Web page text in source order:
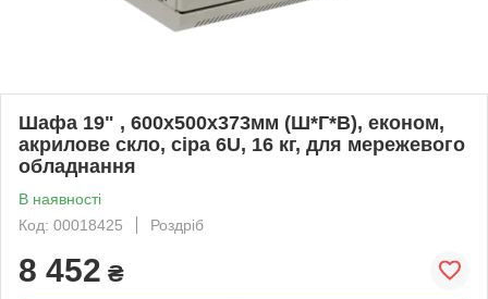
Шафа 19" , 600x500x373мм (Ш*Г*В), економ,
акрилове скло, сіра 6U, 16 кг, для мережевого
обладнання
В наявності
Код: 00018425
Роздріб
8 452 ₴